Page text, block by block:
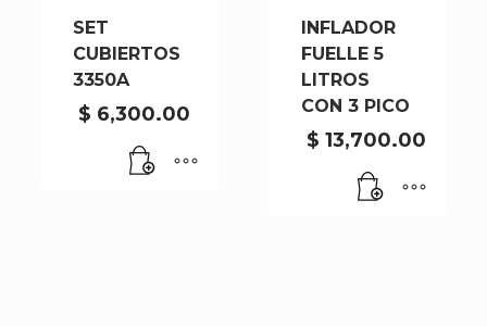
SET
CUBIERTOS
3350A
$ 6,300.00
INFLADOR
FUELLE 5
LITROS
CON 3 PICO
$ 13,700.00